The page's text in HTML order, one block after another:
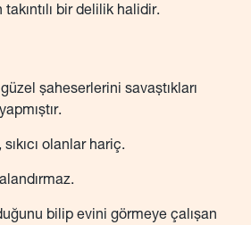
bir delilik halidir.
şaheserlerini savaştıkları
olanlar hariç.
bilip evini görmeye çalışan